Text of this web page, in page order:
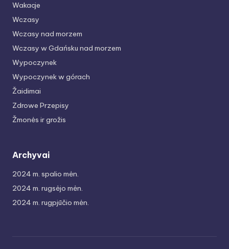
Wakacje
Wczasy
Wczasy nad morzem
Wczasy w Gdańsku nad morzem
Wypoczynek
Wypoczynek w górach
Žaidimai
Zdrowe Przepisy
Žmonės ir grožis
Archyvai
2024 m. spalio mėn.
2024 m. rugsėjo mėn.
2024 m. rugpjūčio mėn.